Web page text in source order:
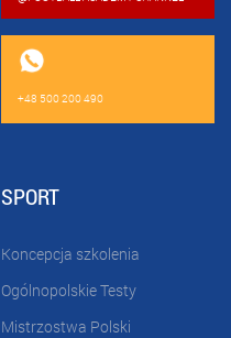
+48 500 200 490
SPORT
Koncepcja szkolenia
Ogólnopolskie Testy
Mistrzostwa Polski